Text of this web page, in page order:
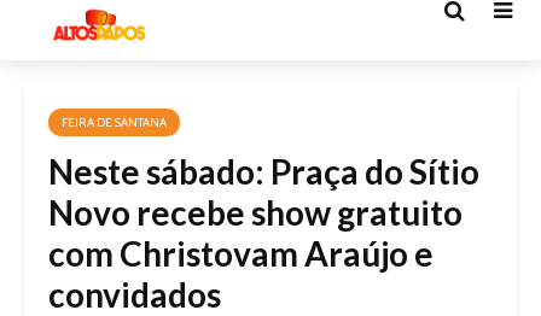
FEIRA DE SANTANA
Neste sábado: Praça do Sítio
Novo recebe show gratuito
com Christovam Araújo e
convidados